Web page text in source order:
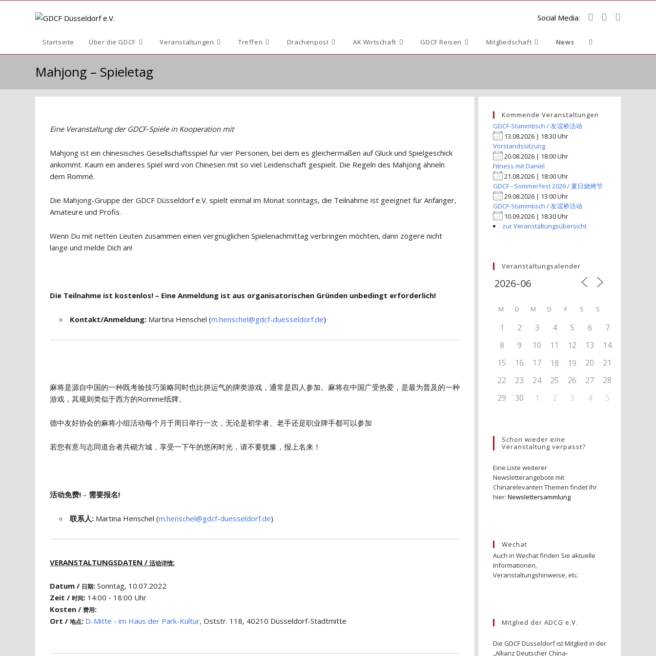
Social Media:
Startseite Über die GDCF Veranstaltungen Treffen Drachenpost AK Wirtschaft GDCF Reisen Mitgliedschaft News Website-
umschalten
Mahjong – Spieletag
Eine Veranstaltung der GDCF-Spiele in Kooperation mit
Mahjong ist ein chinesisches Gesellschaftsspiel für vier Personen, bei dem es gleichermaßen auf Glück und Spielgeschick
ankommt. Kaum ein anderes Spiel wird von Chinesen mit so viel Leidenschaft gespielt. Die Regeln des Mahjong ähneln
dem Rommé.
Die Mahjong-Gruppe der GDCF Düsseldorf e.V. spielt einmal im Monat sonntags, die Teilnahme ist geeignet für Anfänger,
Amateure und Profis.
Wenn Du mit netten Leuten zusammen einen vergnüglichen Spielenachmittag verbringen möchten, dann zögere nicht
lange und melde Dich an!
Die Teilnahme ist kostenlos! – Eine Anmeldung ist aus organisatorischen Gründen unbedingt erforderlich!
Kontakt/Anmeldung: Martina Henschel (m.henschel@gdcf-duesseldorf.de)
麻将是源自中国的一种既考验技巧策略同时也比拼运气的牌类游戏，通常是四人参加。麻将在中国广受热爱，是最为普及的一种
游戏，其规则类似于西方的Romme纸牌。
德中友好协会的麻将小组活动每个月于周日举行一次，无论是初学者、老手还是职业牌手都可以参加
若您有意与志同道合者共砌方城，享受一下午的悠闲时光，请不要犹豫，报上名来！
活动免费! – 需要报名!
联系人: Martina Henschel (m.henschel@gdcf-duesseldorf.de)
VERANSTALTUNGSDATEN / 活动详情:
Datum / 日期: Sonntag, 10.07.2022
Zeit / 时间: 14:00 - 18:00 Uhr
Kosten / 费用:
Ort / 地点: D-Mitte - im Haus der Park-Kultur, Oststr. 118, 40210 Düsseldorf-Stadtmitte
Kommende Veranstaltungen
GDCF-Stammtisch / 友谊桥活动
13.08.2026 | 18:30 Uhr
Vorstandssitzung
20.08.2026 | 18:00 Uhr
Fitness mit Daniel
21.08.2026 | 18:00 Uhr
GDCF - Sommerfest 2026 / 夏日烧烤节
29.08.2026 | 13:00 Uhr
GDCF-Stammtisch / 友谊桥活动
10.09.2026 | 18:30 Uhr
zur Veranstaltungsübersicht
Veranstaltungsalender
M D M D F S S
1 2 3 4 5 6
7
8
9 10 11 12 13
14
15
16 17 18 19 20
21
22
23 24 25 26 27
28
29
30 1 2 3 4 5
Schon wieder eine
Veranstaltung verpasst?
Eine Liste weiterer
Newsletterangebote mit
Chinarelevanten Themen findet Ihr
hier: Newslettersammlung
Wechat
Auch in Wechat finden Sie aktuelle
Informationen,
Veranstaltungshinweise, etc.
Mitglied der ADCG e.V.
Die GDCF Düsseldorf ist Mitglied in der
„Allianz Deutscher China-